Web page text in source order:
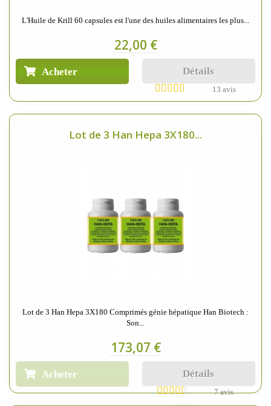
L'Huile de Krill 60 capsules est l'une des huiles alimentaires les plus...
22,00 €
Acheter Détails
13 avis
Lot de 3 Han Hepa 3X180...
Lot de 3 Han Hepa 3X180 Comprimés génie hépatique Han Biotech :
Son...
173,07 €
Acheter Détails
7 avis